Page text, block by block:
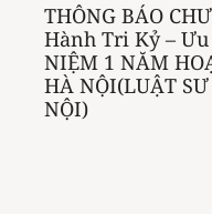
THÔNG BÁO
Hành Tri Kỷ –
NIỆM 1 NĂM
HÀ NỘI(LUẬT
NỘI)